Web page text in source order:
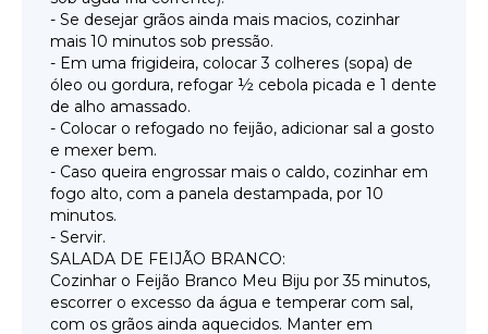
- Se desejar grãos ainda mais macios, cozinhar
mais 10 minutos sob pressão.
- Em uma frigideira, colocar 3 colheres (sopa) de
óleo ou gordura, refogar ½ cebola picada e 1 dente
de alho amassado.
- Colocar o refogado no feijão, adicionar sal a gosto
e mexer bem.
- Caso queira engrossar mais o caldo, cozinhar em
fogo alto, com a panela destampada, por 10
minutos.
- Servir.
SALADA DE FEIJÃO BRANCO:
Cozinhar o Feijão Branco Meu Biju por 35 minutos,
escorrer o excesso da água e temperar com sal,
com os grãos ainda aquecidos. Manter em